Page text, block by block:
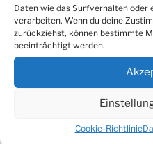
Daten wie das Surfverhalten oder
verarbeiten. Wenn du deine
zurückziehst, können bestimmte
beeinträchtigt werden.
Cookie-Richtlinie
21.06. bis
30.08.
Brauerei
09.08.
06.09.
Beach-
Wandertag